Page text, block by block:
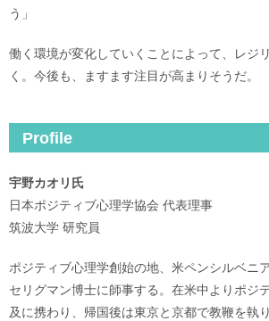
う」
働く環境が変化していくことによって、レジ
く。今後も、ますます注目が高まりそうだ。
Profile
宇野カオリ氏
日本ポジティブ心理学協会 代表理事
筑波大学 研究員
ポジティブ心理学創始の地、米ペンシルベニ
セリグマン博士に師事する。在米中よりポジ
及に携わり、帰国後は東京と京都で教鞭を執